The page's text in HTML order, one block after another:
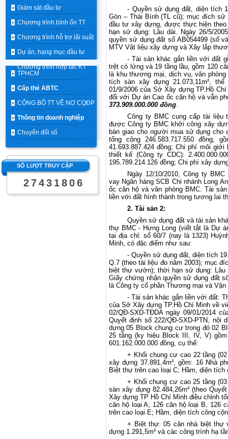
Giám sát đầu tư
Chương trình bình ổn TT
Chương trình hỗ trợ lãi suất
Dự án, hạng mục đầu tư
Chương trình hợp tác KT
TPHCM
Cấp thẻ ABTC
CÔNG BỐ TT VỀ NỢ CQĐP
Thông tin doanh nghiệp
Chuyển đổi số
SỐ LƯỢT TRUY CẬP
2 7 4 3 1 8 0 6
- Quyền sử dụng đất, diện tích
Gòn – Thái Bình (TL cũ); mục đích
đầu tư xây dựng, được thực hiện
hạn sử dụng: Lâu dài. Ngày 26/5/
quyền sử dụng đất số AB054499 (số
MTV Vật liệu xây dựng và Xây lắp
- Tài sản khác gắn liền với đất
trệt có lửng và 19 tầng lầu, gồm 120
là khu thương mại, dịch vụ, văn
tích sàn xây dựng 21.073,11m²,
01/9/2006 của Sở Xây dựng TP.Hồ
đối với Dự án Cao ốc căn hộ và vẫn
373.909.000.000 đồng.
Công ty BMC cung cấp tài liệu
được Công ty BMC khởi công xây
bàn giao cho người mua sử dụng
tổng cộng 246.583.717.550
41.693.887.424 đồng; Chi phí môi
thiết kế (Công ty CDC):
195.789.214.126 đồng; Chi phí xây
Ngày 12/10/2010, Công ty
vay Ngân hàng SCB Chi nhánh Long
ốc căn hộ và văn phòng BMC. Tài
liền với đất hình thành trong tương lai
2. Tài sản 2:
Quyền sử dụng đất và tài sản
thự BMC - Hưng Long (viết tắt là Dự
tại địa chỉ: số 60/7 (nay là 1323)
Minh, có đặc điểm như sau:
- Quyền sử dụng đất, diện tích
Q.7 (theo tài liệu đo năm 2003); mục
biệt thự vườn); thời hạn sử dụng: Lâu
Giấy chứng nhận quyền sử dụng đất
là Công ty cổ phần Thương mại và
- Tài sản khác gắn liền với đất:
của Sở Xây dựng TP.Hồ Chí Minh về
02/QĐ-SXD-TĐDA ngày 09/01/2014
Quyết định số 222/QĐ-SXD-PTN, nội
dựng 05 Block chung cư trong đó 02
25 tầng (ky hiệu Block III, IV, V)
601.162.000.000 đồng, cụ thể:
+ Khối chung cư cao 22 tầng
xây dựng 37.891,4m², gồm: 16 Nhà
Biệt thự trên cao loại C; Hầm, diện
+ Khối chung cư cao 25 tầng
sàn xây dụng 82.484,26m² (theo
Xây dựng TP Hồ Chí Minh điều chỉnh
căn hộ loại A; 126 căn hộ loại B, 126
trên cao loại E; Hầm, diện tích công
+ Biệt thự: 05 căn nhà biệt thự
dựng 1.291,5m² và các công trình hạ